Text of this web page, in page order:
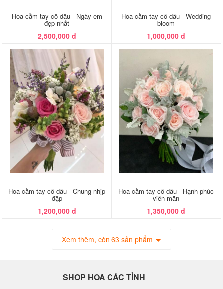
Hoa cầm tay cô dâu - Ngày em
đẹp nhất
2,500,000 đ
Hoa cầm tay cô dâu - Wedding
bloom
1,000,000 đ
Hoa cầm tay cô dâu - Chung nhịp
đập
1,200,000 đ
Hoa cầm tay cô dâu - Hạnh phúc
viên mãn
1,350,000 đ
Xem thêm, còn 63 sản phẩm
SHOP HOA CÁC TỈNH